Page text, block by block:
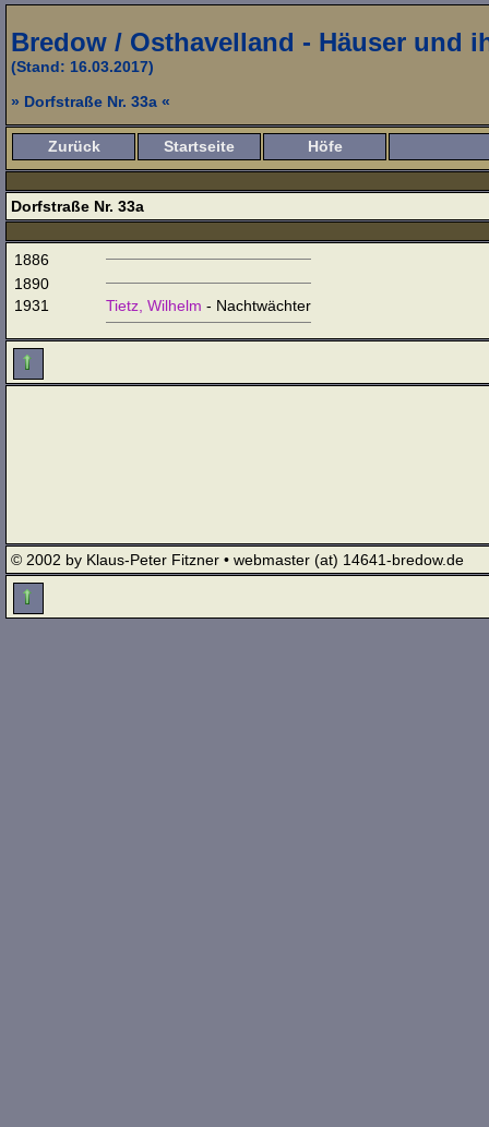
Bredow / Osthavelland - Häuser und
(Stand: 16.03.2017)
» Dorfstraße Nr. 33a «
Zurück Startseite Höfe
Dorfstraße Nr. 33a
1886
1890
1931
Tietz, Wilhelm - Nachtwächter
© 2002 by Klaus-Peter Fitzner • webmaster (at) 14641-bredow.de